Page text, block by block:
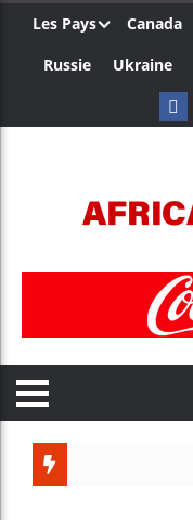
Les Pays Canada
Russie
Ukraine